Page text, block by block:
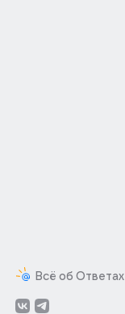
Всё об Ответах